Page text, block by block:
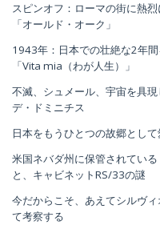
スピンオフ：ローマの街に熱
「オールド・オーク」
1943年：日本での壮絶な2年
「Vita mia（わが人生）」
不滅、シュメール、宇宙を具
デ・ドミニチス
日本をもうひとつの故郷とし
米国ネバダ州に保管されてい
と、キャビネットRS/33の謎
今だからこそ、あえてシルヴ
て考察する